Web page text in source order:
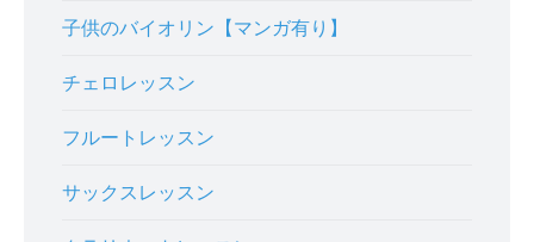
子供のバイオリン【マンガ有り】
チェロレッスン
フルートレッスン
サックスレッスン